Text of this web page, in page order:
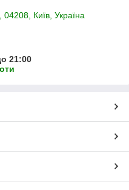
04208, Київ, Україна
21:00